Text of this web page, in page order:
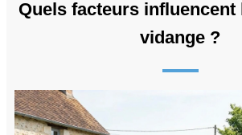
Quels facteurs influencent
vidange ?